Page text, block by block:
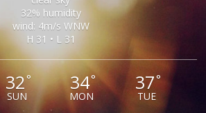
32% humidity
wind: 4m/s WNW
H 31 • L 31
32°
SUN
34°
MON
37°
TUE